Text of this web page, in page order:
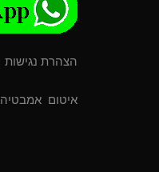
הצהרת נגישות
איטום אמבטיה